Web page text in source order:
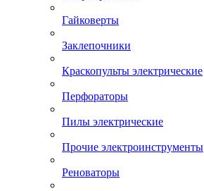
Гайковерты
Заклепочники
Краскопульты электрические
Перфораторы
Пилы электрические
Прочие электроинструменты
Реноваторы